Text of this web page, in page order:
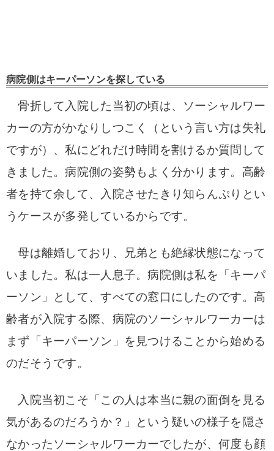
病院側はキーパーソンを探している
骨折して入院した当初の頃は、ソーシャルワー
カーの方がかなりしつこく（という言い方は失礼
ですが）、私にどれだけ時間を割けるか質問して
きました。病院側の姿勢もよく分かります。高齢
者を持て余して、入院させたきり知らんぷりとい
うケースが多発しているからです。
母は離婚しており、兄弟とも絶縁状態になって
いました。私は一人息子。病院側は私を「キーパ
ーソン」として、すべての窓口にしたのです。 高
齢者が入院する際、病院のソーシャルワーカーは
まず「キーパーソン」を見つけることから始める
のだそうです。
入院当初こそ「この人は本当に親の面倒を見る
気があるのだろうか？」という疑いの様子を隠さ
なかったソーシャルワーカーでしたが、何度も顔